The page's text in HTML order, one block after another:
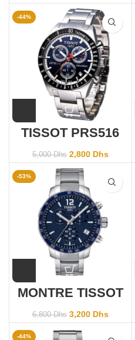
-44%
TISSOT PRS516
T0444172105100
5,000Dhs 2,800 Dhs
-53%
MONTRE TISSOT
Quickster
T095.417.11.047.00
6,800Dhs 3,200 Dhs
-44%